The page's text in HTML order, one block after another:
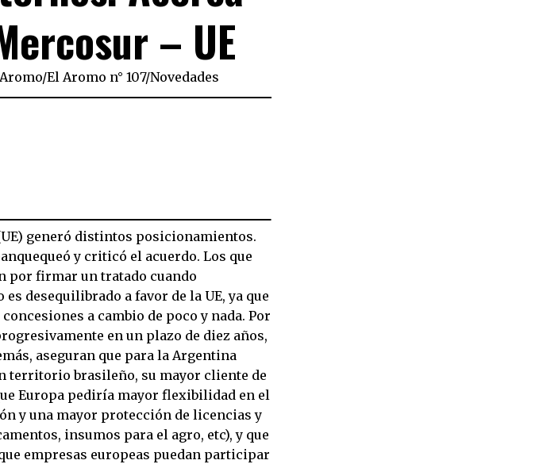
– UE
Aromo/El Aromo n° 107/Novedades
generó distintos posicionamientos.
y criticó el acuerdo. Los que
por firmar un tratado cuando
desequilibrado a favor de la UE, ya que
a cambio de poco y nada. Por
en un plazo de diez años,
aseguran que para la Argentina
territorio brasileño, su mayor cliente de
Europa pediría mayor flexibilidad en el
y una mayor protección de licencias y
insumos para el agro, etc), y que
empresas europeas puedan participar